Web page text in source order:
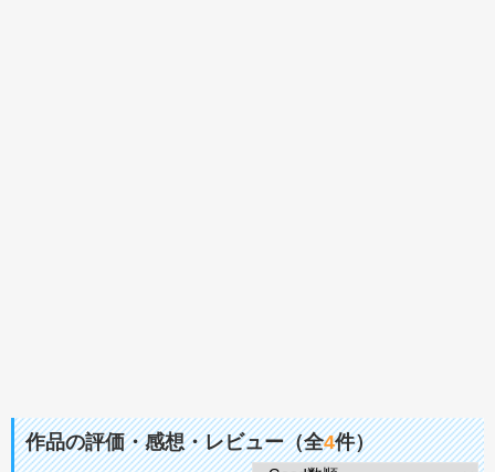
作品の評価・感想・レビュー（全4件）